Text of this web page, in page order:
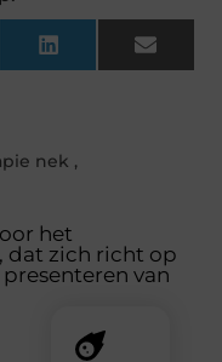
LinkedInEmail
nek ,
het
dat zich richt op
van